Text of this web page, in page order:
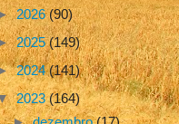
2026(90)
2025(149)
2024(141)
2023(164)